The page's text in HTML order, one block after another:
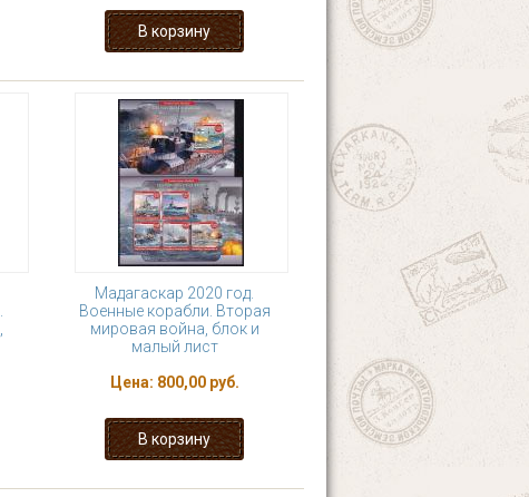
Мадагаскар 2020 год.
Военные корабли. Вторая
мировая война, блок и
малый лист
Цена: 800,00 руб.